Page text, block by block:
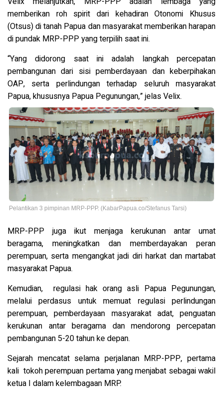
memberikan roh spirit dari kehadiran Otonomi Khusus
(Otsus) di tanah Papua dan masyarakat memberikan harapan
di pundak MRP-PPP yang terpilih saat ini.
“Yang didorong saat ini adalah langkah percepatan
pembangunan dari sisi pemberdayaan dan keberpihakan
OAP, serta perlindungan terhadap seluruh masyarakat
Papua, khususnya Papua Pegunungan,” jelas Velix.
Pelantikan 3 pimpinan MRP-PPP. (KabarPapua.co/Stefanus Tarsi)
MRP-PPP juga ikut menjaga kerukunan antar umat
beragama, meningkatkan dan memberdayakan peran
perempuan, serta mengangkat jadi diri harkat dan martabat
masyarakat Papua.
Kemudian, regulasi hak orang asli Papua Pegunungan,
melalui perdasus untuk memuat regulasi perlindungan
perempuan, pemberdayaan masyarakat adat, penguatan
kerukunan antar beragama dan mendorong percepatan
pembangunan 5-20 tahun ke depan.
Sejarah mencatat selama perjalanan MRP-PPP, pertama
kali tokoh perempuan pertama yang menjabat sebagai wakil
ketua I dalam kelembagaan MRP.